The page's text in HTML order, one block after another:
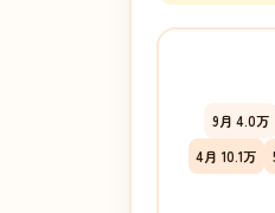
9月 4.0万
4月 10.1万